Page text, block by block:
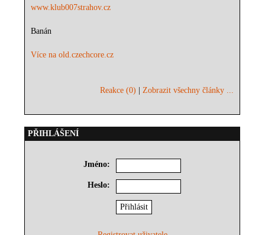
www.klub007strahov.cz
Banán
Více na old.czechcore.cz
Reakce (0) |Zobrazit všechny články ...
PŘIHLÁŠENÍ
Jméno:
Heslo: